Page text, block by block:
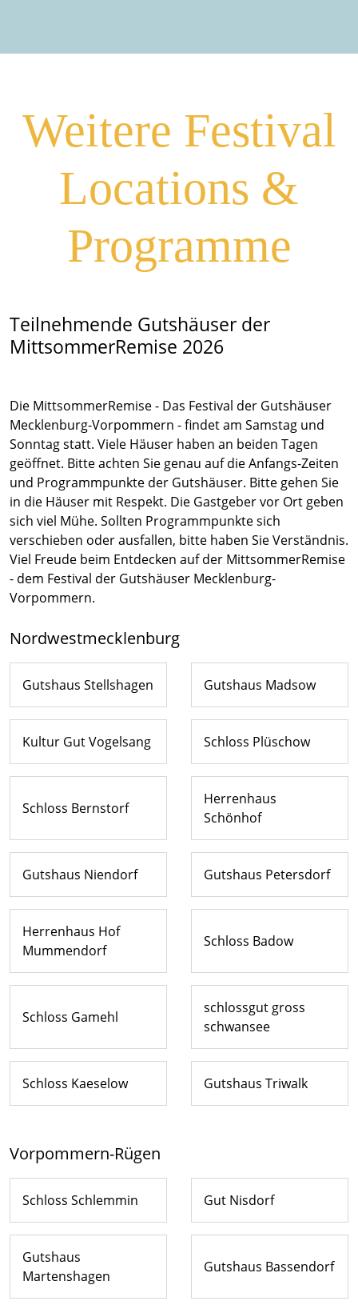
Weitere Festival
Locations &
Programme
Teilnehmende Gutshäuser der
MittsommerRemise 2026
Die MittsommerRemise - Das Festival der Gutshäuser
Mecklenburg-Vorpommern - findet am Samstag und
Sonntag statt. Viele Häuser haben an beiden Tagen
geöffnet. Bitte achten Sie genau auf die Anfangs-Zeiten
und Programmpunkte der Gutshäuser. Bitte gehen Sie
in die Häuser mit Respekt. Die Gastgeber vor Ort geben
sich viel Mühe. Sollten Programmpunkte sich
verschieben oder ausfallen, bitte haben Sie Verständnis.
Viel Freude beim Entdecken auf der MittsommerRemise
- dem Festival der Gutshäuser Mecklenburg-
Vorpommern.
Nordwestmecklenburg
Gutshaus Stellshagen Gutshaus Madsow
Kultur Gut Vogelsang Schloss Plüschow
Schloss Bernstorf
Herrenhaus
Schönhof
Gutshaus Niendorf Gutshaus Petersdorf
Herrenhaus Hof
Mummendorf
Schloss Badow
Schloss Gamehl
schlossgut gross
schwansee
Schloss Kaeselow Gutshaus Triwalk
Vorpommern-Rügen
Schloss Schlemmin Gut Nisdorf
Gutshaus
Martenshagen
Gutshaus Bassendorf